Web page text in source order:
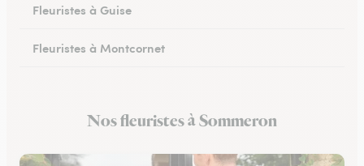
Fleuristes à Guise
Fleuristes à Montcornet
Fleuristes à Chauny
Nos fleuristes à Sommeron